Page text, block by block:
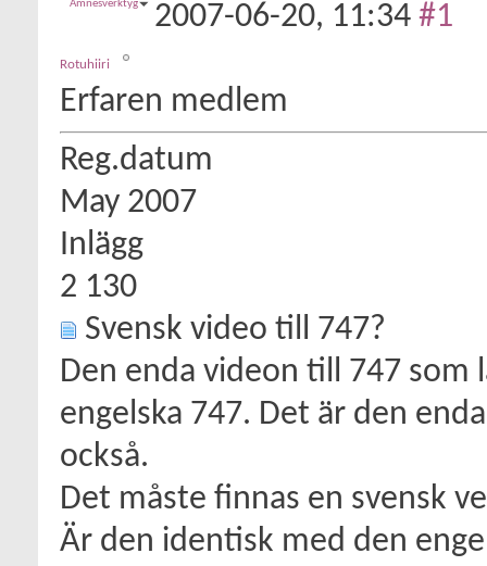
Ämnesverktyg 2007-06-20, 11:34 #1
Rotuhiiri
Erfaren medlem
Reg.datum
May 2007
Inlägg
2 130
Svensk video till 747?
Den enda videon till 747
engelska 747. Det är den
också.
Det måste finnas en svensk
Är den identisk med den